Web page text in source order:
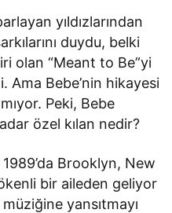
yıldızlarından
duydu, belki
olan “Meant to Be”yi
Ama Bebe’nin hikayesi
Peki, Bebe
özel kılan nedir?
Brooklyn, New
bir aileden geliyor
yansıtmayı